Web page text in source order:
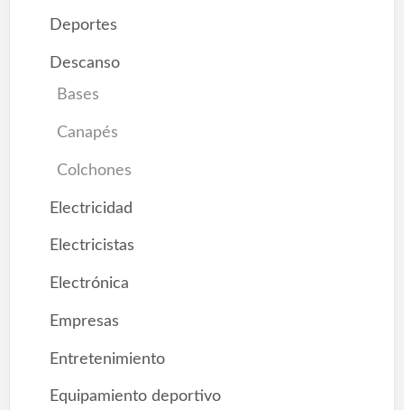
Deportes
Descanso
Bases
Canapés
Colchones
Electricidad
Electricistas
Electrónica
Empresas
Entretenimiento
Equipamiento deportivo